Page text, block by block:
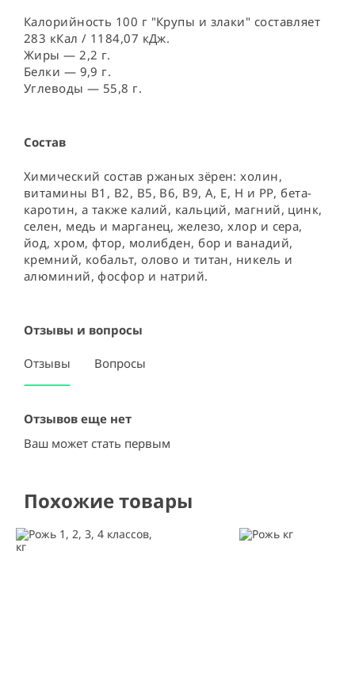
Калорийность 100 г "Крупы и злаки" составляет
283 кКал / 1184,07 кДж.
Жиры — 2,2 г.
Белки — 9,9 г.
Углеводы — 55,8 г.
Состав
Химический состав ржаных зёрен: холин,
витамины В1, В2, В5, В6, В9, А, Е, Н и РР, бета-
каротин, а также калий, кальций, магний, цинк,
селен, медь и марганец, железо, хлор и сера,
йод, хром, фтор, молибден, бор и ванадий,
кремний, кобальт, олово и титан, никель и
алюминий, фосфор и натрий.
Отзывы и вопросы
Отзывы Вопросы
Отзывов еще нет
Ваш может стать первым
Похожие товары